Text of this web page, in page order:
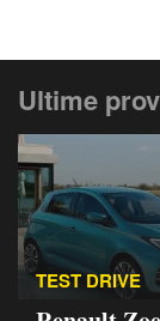
Ultime
TEST DRIVE